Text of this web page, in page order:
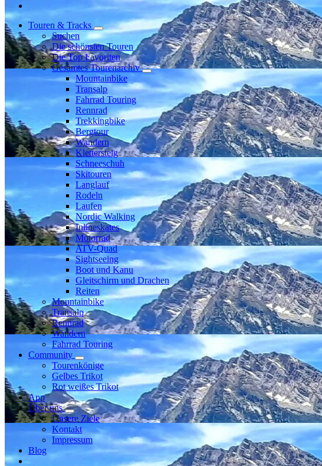
Touren & Tracks
Suchen
Die schönsten Touren
Die Top Favoriten
Gesamtes Tourenarchiv
Mountainbike
Transalp
Fahrrad Touring
Rennrad
Trekkingbike
Bergtour
Wandern
Klettersteig
Schneeschuh
Skitouren
Langlauf
Rodeln
Laufen
Nordic Walking
Inlineskates
Motorrad
ATV-Quad
Sightseeing
Boot und Kanu
Gleitschirm und Drachen
Reiten
Mountainbike
Transalp
Rennrad
Wandern
Fahrrad Touring
Community
Tourenkönige
Gelbes Trikot
Rot weißes Trikot
App
Über uns
Unsere Ziele
Kontakt
Impressum
Blog